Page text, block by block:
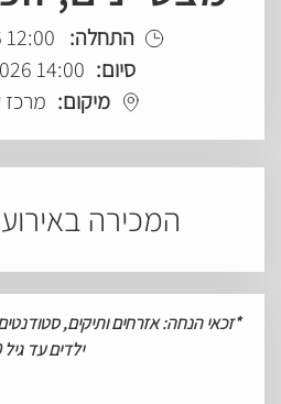
התחלה: 12:00 05.06.2026
סיום: 14:00 05.06.2026
מיקום: מרכז
המכירה
*זכאי הנחה: אזרחיםותיקים,
ילדים עד גיל 10